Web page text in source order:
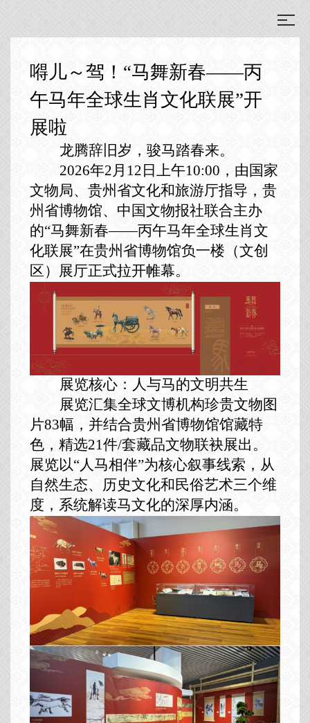
嘚儿～驾！“马舞新春——丙
午马年全球生肖文化联展”开
展啦
龙腾辞旧岁，骏马踏春来。
2026年2月12日上午10:00，由国家
文物局、贵州省文化和旅游厅指导，贵
州省博物馆、中国文物报社联合主办
的“马舞新春——丙午马年全球生肖文
化联展”在贵州省博物馆负一楼（文创
区）展厅正式拉开帷幕。
展览核心：人与马的文明共生
展览汇集全球文博机构珍贵文物图
片83幅，并结合贵州省博物馆馆藏特
色，精选21件/套藏品文物联袂展出。
展览以“人马相伴”为核心叙事线索，从
自然生态、历史文化和民俗艺术三个维
度，系统解读马文化的深厚内涵。